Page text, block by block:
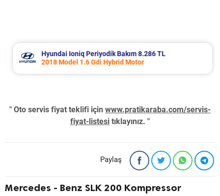
Hyundai Ioniq Periyodik Bakım 8.286 TL
2018 Model 1.6 Gdi Hybrid Motor
" Oto servis fiyat teklifi için www.pratikaraba.com/servis-
fiyat-listesi tıklayınız. "
Paylaş
Mercedes - Benz SLK 200 Kompressor